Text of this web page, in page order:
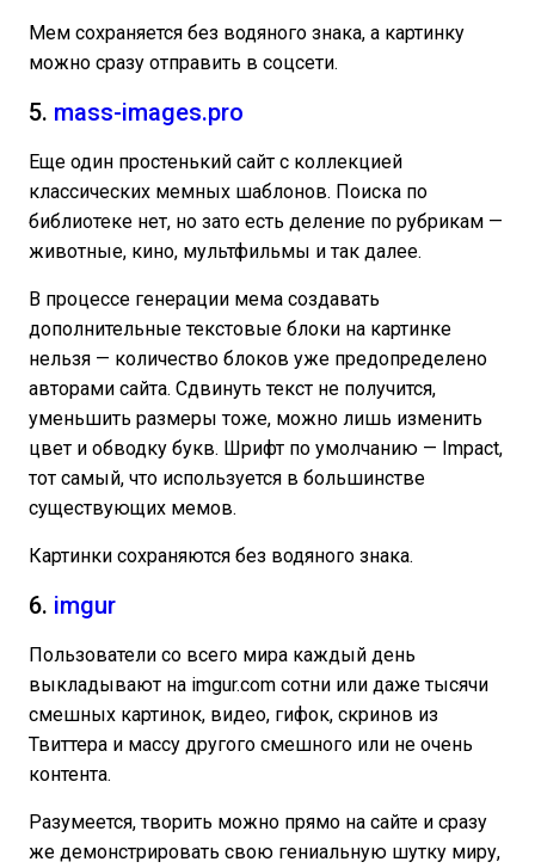
Мем сохраняется без водяного знака, а картинку
можно сразу отправить в соцсети.
5. mass-images.pro
Еще один простенький сайт с коллекцией
классических мемных шаблонов. Поиска по
библиотеке нет, но зато есть деление по рубрикам —
животные, кино, мультфильмы и так далее.
В процессе генерации мема создавать
дополнительные текстовые блоки на картинке
нельзя — количество блоков уже предопределено
авторами сайта. Сдвинуть текст не получится,
уменьшить размеры тоже, можно лишь изменить
цвет и обводку букв. Шрифт по умолчанию — Impact,
тот самый, что используется в большинстве
существующих мемов.
Картинки сохраняются без водяного знака.
6. imgur
Пользователи со всего мира каждый день
выкладывают на imgur.com сотни или даже тысячи
смешных картинок, видео, гифок, скринов из
Твиттера и массу другого смешного или не очень
контента.
Разумеется, творить можно прямо на сайте и сразу
же демонстрировать свою гениальную шутку миру,